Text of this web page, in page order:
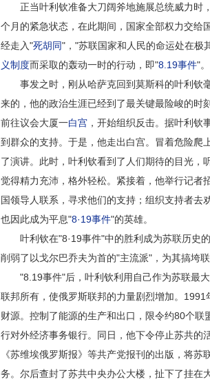
正当叶利钦准备大刀阔斧地施展总统威力时
个月的紧急状态，在此期间，国家全部权力交给
经走入"死胡同"，"苏联国家和人民的命运处在极
义制度而采取的轰动一时的行动，即"8.19事件"。
事发之时，刚从哈萨克回到莫斯科的叶利钦毫
来的，他的政治生涯已经到了最关键最险峻的时
前往议会大厦一白宫 ，开始组织反击。据叶利
到群众的支持。于是，他走出白宫。冒着危险
了演讲。此时，叶利钦看到了人们期待的目光，
觉得精力充沛，格外轻松。紧接着，他举行记者
国领导人联系，寻求他们的支持；组织支持者
也因此成为平息"8·19事件"的英雄。
叶利钦在"8·19事件"中的胜利成为苏联历史
削弱了以戈尔巴乔夫为首的"主流派"，为其搞垮
"8.19事件"后，叶利钦利用自己作为苏联最大
联邦所有，使俄罗斯联邦的力量剧烈增加。
财源。控制了能源的生产和出口，限令约80个
行对外经济事务银行。同日，他下令停止苏共的
《苏维埃俄罗斯报》等共产党报刊的出版，将
务。尔后查封了苏共中央办公大楼，扯下了挂在